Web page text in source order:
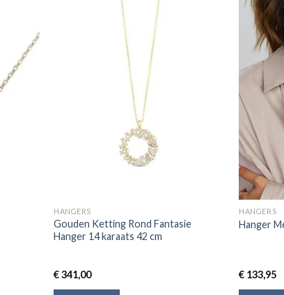
HANGERS
Gouden Ketting Rond Fantasie
Hanger 14 karaats 42 cm
€341,00
HANGERS
Hanger
€ 133,95